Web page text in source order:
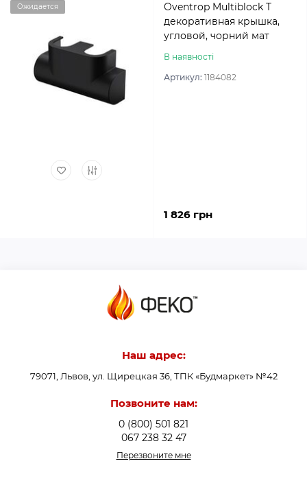
Ожидается
Oventrop Multiblock T
декоративная крышка,
угловой, чорний мат
В наявності
Артикул: 1184082
1 826 грн
Наш адрес:
79071, Львов, ул. Щирецкая 36, ТПК «Будмаркет» №42
Позвоните нам:
0 (800) 501 821
067 238 32 47
Перезвоните мне